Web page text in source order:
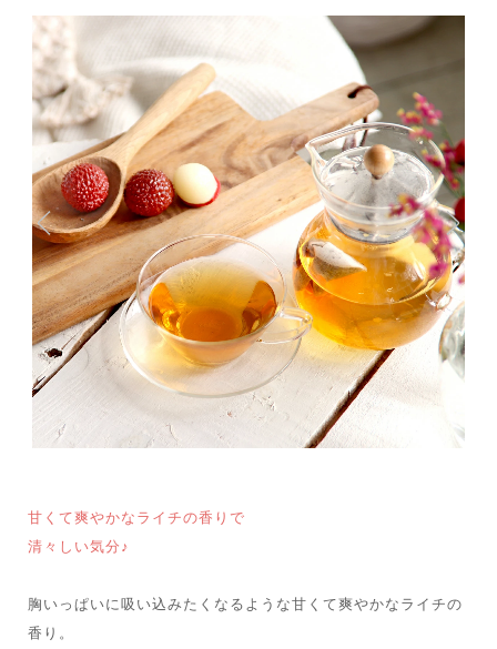
甘くて爽やかなライチの香りで
清々しい気分♪
胸いっぱいに吸い込みたくなるような甘くて爽やかなライチの
香り。